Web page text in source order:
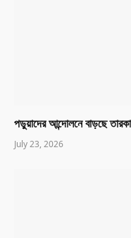
পড়ুয়াদের আন্দোলনে বাড়ছে
July 23, 2026